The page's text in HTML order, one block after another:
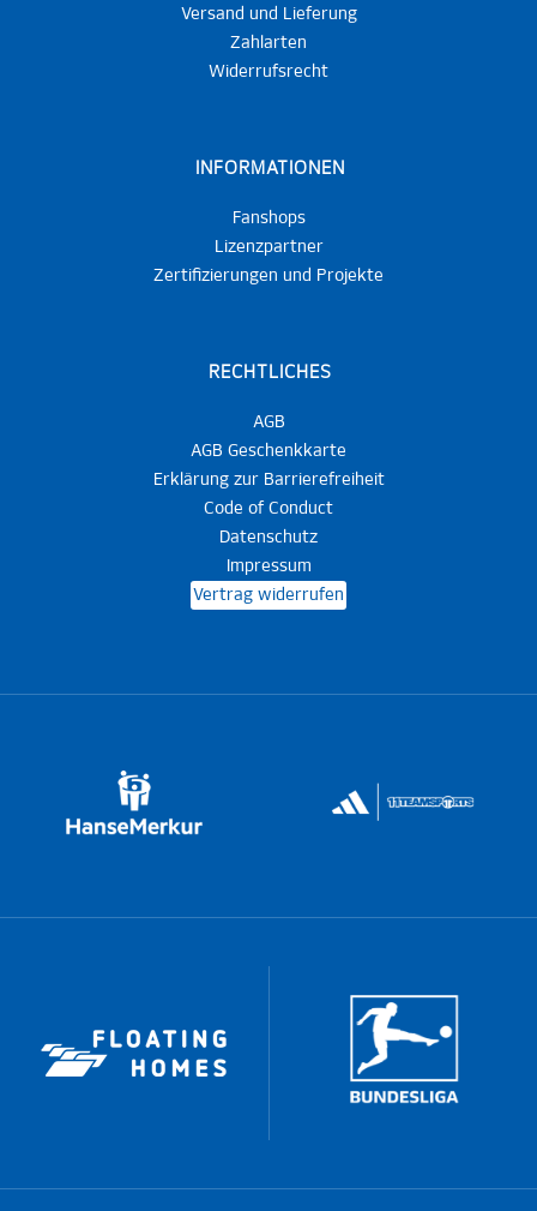
Versand und Lieferung
Zahlarten
Widerrufsrecht
INFORMATIONEN
Fanshops
Lizenzpartner
Zertifizierungen und Projekte
RECHTLICHES
AGB
AGB Geschenkkarte
Erklärung zur Barrierefreiheit
Code of Conduct
Datenschutz
Impressum
Vertrag widerrufen